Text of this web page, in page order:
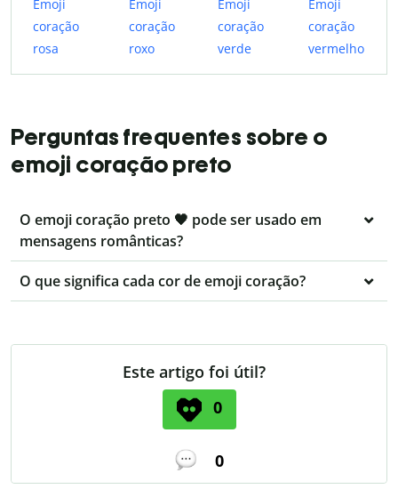
Emoji
coração
rosa
Emoji
coração
roxo
Emoji
coração
verde
Emoji
coração
vermelho
Perguntas frequentes sobre o
emoji coração preto
O emoji coração preto 🖤 pode ser usado em
mensagens românticas?
O que significa cada cor de emoji coração?
Este artigo foi útil?
0
0